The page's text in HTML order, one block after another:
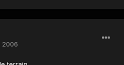
2006